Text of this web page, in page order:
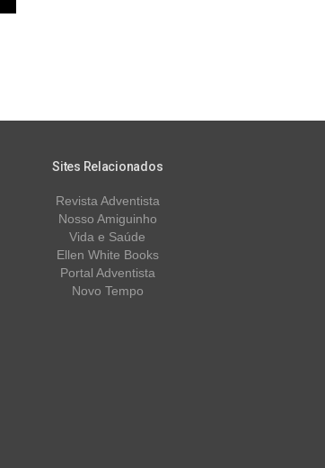
Sites Relacionados
Revista Adventista
Nosso Amiguinho
Vida e Saúde
Ellen White Books
Portal Adventista
Novo Tempo